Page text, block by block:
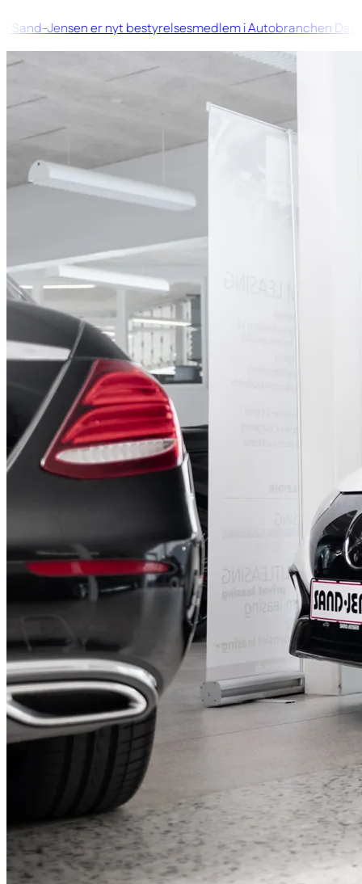
Sand-Jensen er nyt bestyrelsesmedlem i Autobranchen